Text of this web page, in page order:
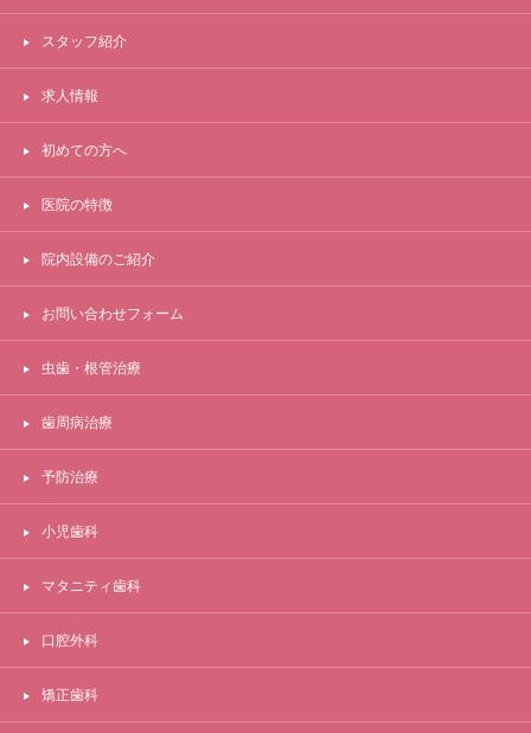
スタッフ紹介
求人情報
初めての方へ
医院の特徴
院内設備のご紹介
お問い合わせフォーム
虫歯・根管治療
歯周病治療
予防治療
小児歯科
マタニティ歯科
口腔外科
矯正歯科